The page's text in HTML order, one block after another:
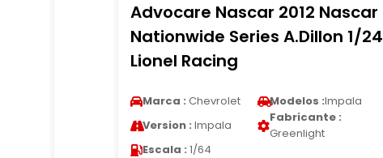
Advocare Nascar 2012 Nascar
Nationwide Series A.Dillon 1/24
Lionel Racing
Marca : Chevrolet Modelos :Impala
Version : Impala
Fabricante :
Greenlight
Escala : 1/64